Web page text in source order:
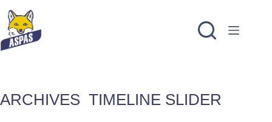
ARCHIVES TIMELINE SLIDER